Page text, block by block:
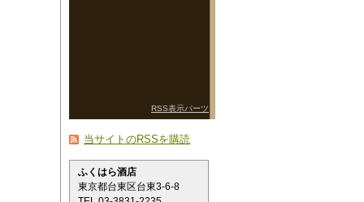
RSS表示パーツ
当サイトのRSSを購読
ふくはら酒店
東京都台東区台東3-6-8